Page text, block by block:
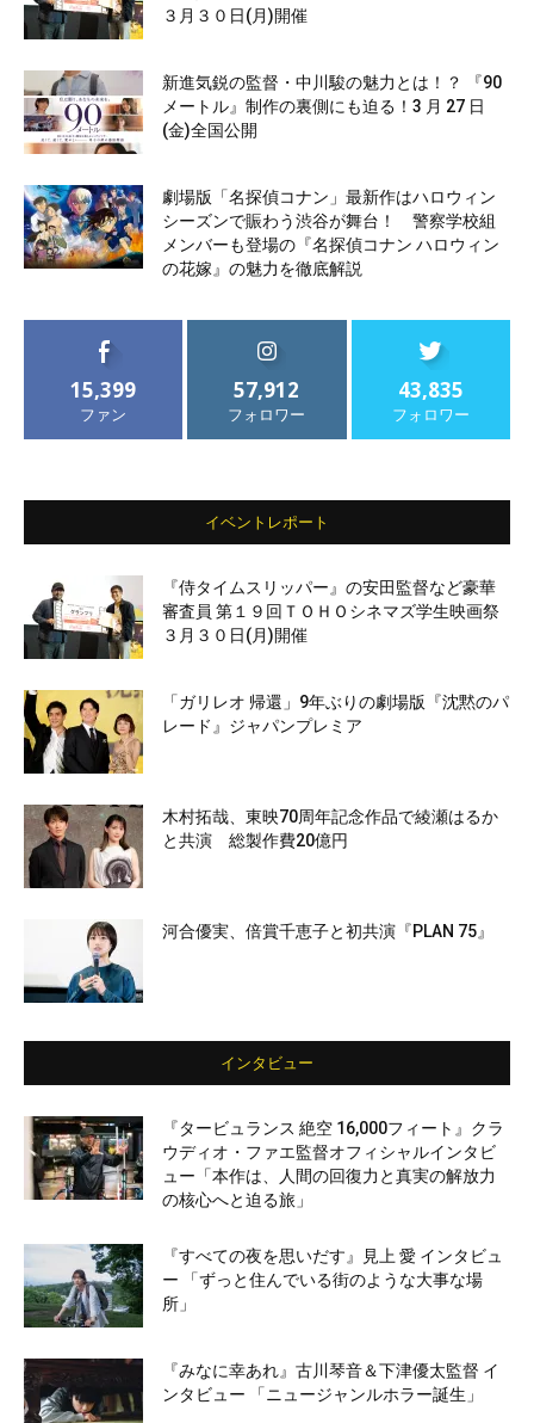
３月３０日(月)開催
新進気鋭の監督・中川駿の魅力とは！？ 『90
メートル』制作の裏側にも迫る！3 月 27 日
(金)全国公開
劇場版「名探偵コナン」最新作はハロウィン
シーズンで賑わう渋谷が舞台！ 警察学校組
メンバーも登場の『名探偵コナン ハロウィン
の花嫁』の魅力を徹底解説
15,399
ファン
57,912
フォロワー
43,835
フォロワー
イベントレポート
『侍タイムスリッパー』の安田監督など豪華
審査員 第１９回ＴＯＨＯシネマズ学生映画祭
３月３０日(月)開催
「ガリレオ 帰還」9年ぶりの劇場版『沈黙のパ
レード』ジャパンプレミア
木村拓哉、東映70周年記念作品で綾瀬はるか
と共演 総製作費20億円
河合優実、倍賞千恵子と初共演『PLAN 75』
インタビュー
『タービュランス 絶空 16,000フィート』クラ
ウディオ・ファエ監督オフィシャルインタビ
ュー「本作は、人間の回復力と真実の解放力
の核心へと迫る旅」
『すべての夜を思いだす』見上 愛 インタビュ
ー 「ずっと住んでいる街のような大事な場
所」
『みなに幸あれ』古川琴音＆下津優太監督 イ
ンタビュー 「ニュージャンルホラー誕生」